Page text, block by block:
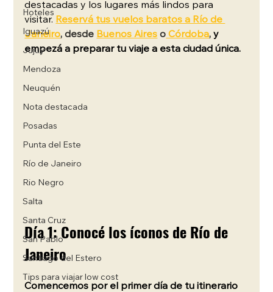
Hoteles
Iguazú
Jujuy
Mendoza
Neuquén
Nota destacada
Posadas
Punta del Este
Río de Janeiro
Rio Negro
Salta
Santa Cruz
San Pablo
Santiago del Estero
Tips para viajar low cost
destacadas y los lugares más lindos para
visitar. Reservá tus vuelos baratos a Río de
Janeiro, desde Buenos Aires o Córdoba, y
empezá a preparar tu viaje a esta ciudad única.
Día 1: Conocé los íconos de Río de
Janeiro
Comencemos por el primer día de tu itinerario